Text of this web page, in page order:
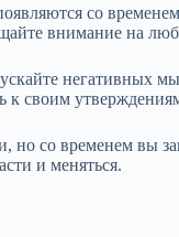
со
внимание на
негативных
к своим
но со временем вы
и меняться.